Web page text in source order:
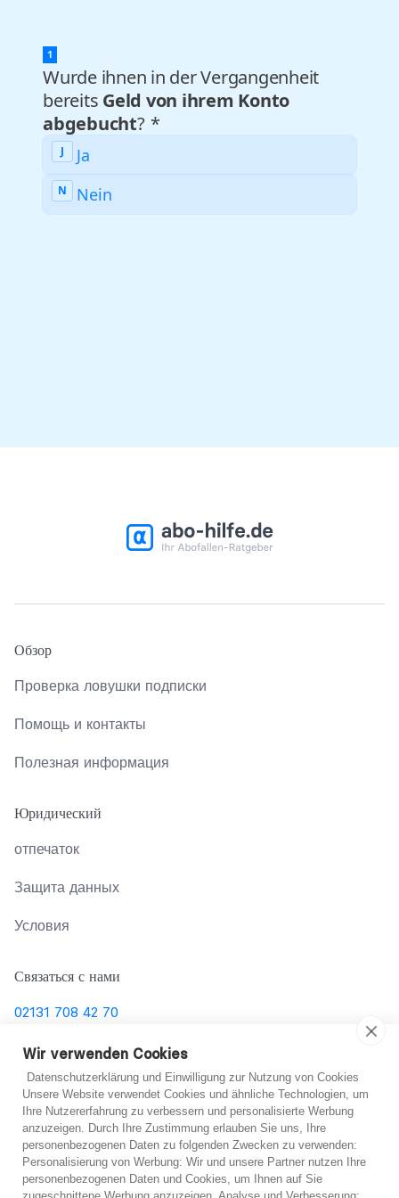
Не уверен?
Обзор
Проверка ловушки подписки
Помощь и контакты
Полезная информация
Юридический
отпечаток
Защита данных
Условия
Связаться с нами
02131 708 42 70
support@abo-hilfe.de
© 2021 abo-hilfe.de
*Примечание: abo-hilfe.de представляет собой
информационный веб-сайт. Потребитель получает
Wir verwenden Cookies
Datenschutzerklärung und Einwilligung zur Nutzung von Cookies
Unsere Website verwendet Cookies und ähnliche Technologien, um
Ihre Nutzererfahrung zu verbessern und personalisierte Werbung
anzuzeigen. Durch Ihre Zustimmung erlauben Sie uns, Ihre
personenbezogenen Daten zu folgenden Zwecken zu verwenden:
Personalisierung von Werbung: Wir und unsere Partner nutzen Ihre
personenbezogenen Daten und Cookies, um Ihnen auf Sie